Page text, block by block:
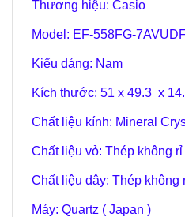
Thương hiệu: Casio
Model: EF-558FG-
Kiểu dáng: Nam
Kích thước: 51 x 49.3 x
Chất liệu kính: Mineral
Chất liệu vỏ: Thép không rỉ
Chất liệu dây: Thép không
Máy: Quartz ( Japan )